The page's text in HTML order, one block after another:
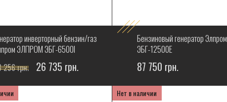
инверторный бензин/газ
ЭЛПРОМ ЭБГ-6500I
256 грн. 26 735 грн.
Бензиновый генератор Элпром
ЭБГ-12500Е
87 750 грн.
Нет в наличии